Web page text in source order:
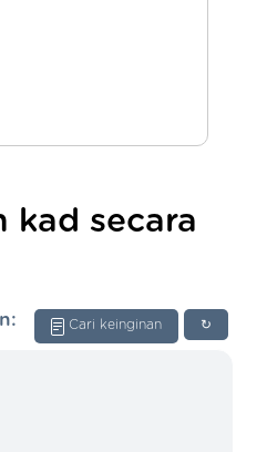
kad secara
↻
Cari keinginan